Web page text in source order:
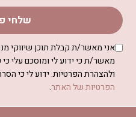
שלחי
אני מאשר/ת קבלת תוכן שיווקי
מאשר/ת כי ידוע לי ומוסכם עלי
ולהצהרת הפרטיות. ידוע לי כי
הפרטיות של האתר.